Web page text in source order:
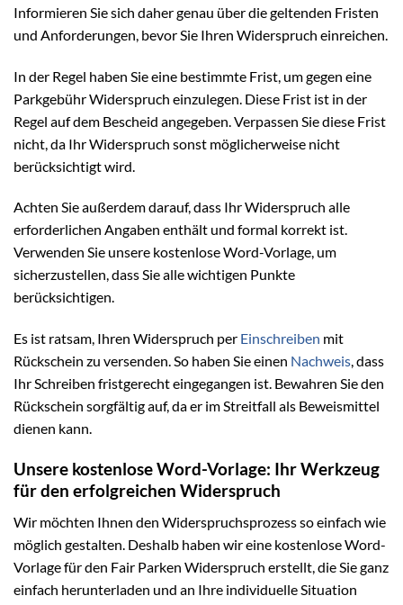
Informieren Sie sich daher genau über die geltenden Fristen
und Anforderungen, bevor Sie Ihren Widerspruch einreichen.
In der Regel haben Sie eine bestimmte Frist, um gegen eine
Parkgebühr Widerspruch einzulegen. Diese Frist ist in der
Regel auf dem Bescheid angegeben. Verpassen Sie diese Frist
nicht, da Ihr Widerspruch sonst möglicherweise nicht
berücksichtigt wird.
Achten Sie außerdem darauf, dass Ihr Widerspruch alle
erforderlichen Angaben enthält und formal korrekt ist.
Verwenden Sie unsere kostenlose Word-Vorlage, um
sicherzustellen, dass Sie alle wichtigen Punkte
berücksichtigen.
Es ist ratsam, Ihren Widerspruch per Einschreiben mit
Rückschein zu versenden. So haben Sie einen Nachweis, dass
Ihr Schreiben fristgerecht eingegangen ist. Bewahren Sie den
Rückschein sorgfältig auf, da er im Streitfall als Beweismittel
dienen kann.
Unsere kostenlose Word-Vorlage: Ihr Werkzeug
für den erfolgreichen Widerspruch
Wir möchten Ihnen den Widerspruchsprozess so einfach wie
möglich gestalten. Deshalb haben wir eine kostenlose Word-
Vorlage für den Fair Parken Widerspruch erstellt, die Sie ganz
einfach herunterladen und an Ihre individuelle Situation